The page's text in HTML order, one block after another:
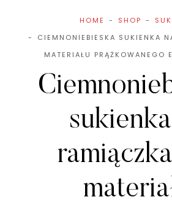
HOME SHOP
CIEMNONIEBIESKA SUKIENKA
MATERIAŁU PRĄŻKOWANEGO